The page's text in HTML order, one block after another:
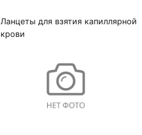
Ланцеты для взятия капиллярной
крови